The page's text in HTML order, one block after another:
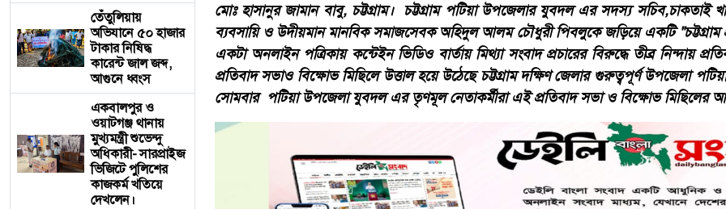
তেঁতুলিয়ায়
অভিযানে ৫০ হাজার
টাকার নিষিদ্ধ
কারেন্ট জাল জব্দ,
আগুনে ধ্বংস
একবালপুর ও
ওয়াটগঞ্জ থানায়
মুখ্যমন্ত্রী শুভেন্দু
অধিকারী- সারপ্রাইজ
ভিজিটে পুলিশের
কাজকর্ম খতিয়ে
দেখলেন।
মোঃ হাসানুর জামান বাবু, চট্টগ্রাম। চট্টগ্রাম পটিয়া উপজেলার যুবদল এর সদস্য সচিব,চাকতাই
ব্যবসায়ি ও উদীয়মান মানবিক সমাজসেবক অহিদুল আলম চৌধুরী পিবলুকে জড়িয়ে একটি "চট্টগ্রাম
একটা অনলাইন পত্রিকায় কন্টেইন ভিডিও বার্তায় মিথ্যা সংবাদ প্রচারের বিরুদ্ধে তীব্র নিন্দায়
প্রতিবাদ সভাও বিক্ষোভ মিছিলে উত্তাল হয়ে উঠেছে চট্টগ্রাম দক্ষিণ জেলার গুরুত্বপূর্ণ উপজেলা
সোমবার পটিয়া উপজেলা যুবদল এর তৃণমূল নেতাকর্মীরা এই প্রতিবাদ সভা ও বিক্ষোভ মিছিলের